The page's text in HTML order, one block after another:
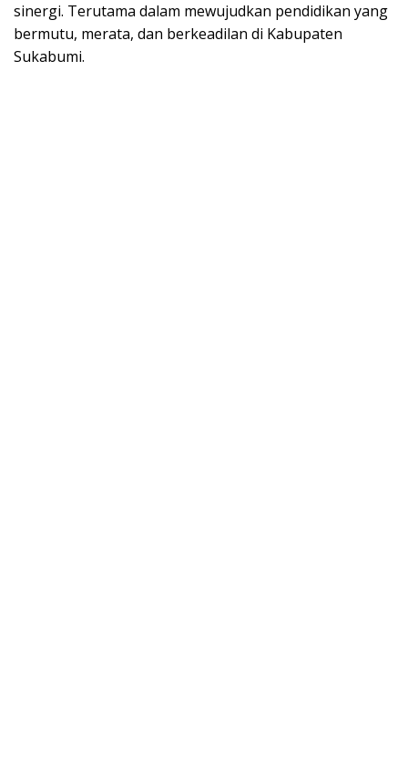
sinergi. Terutama dalam mewujudkan pendidikan yang
bermutu, merata, dan berkeadilan di Kabupaten
Sukabumi.